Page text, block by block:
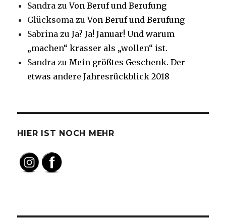
Sandra zuVon Beruf und Berufung
Glücksoma zuVon Beruf und Berufung
Sabrina zuJa? Ja! Januar! Und warum
„machen“ krasser als „wollen“ ist.
Sandra zuMein größtes Geschenk. Der
etwas andere Jahresrückblick 2018
HIER IST NOCH MEHR